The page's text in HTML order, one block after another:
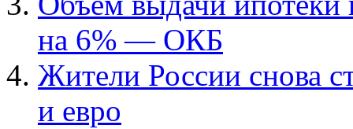
на 6% — ОКБ
Жители России снова
и евро